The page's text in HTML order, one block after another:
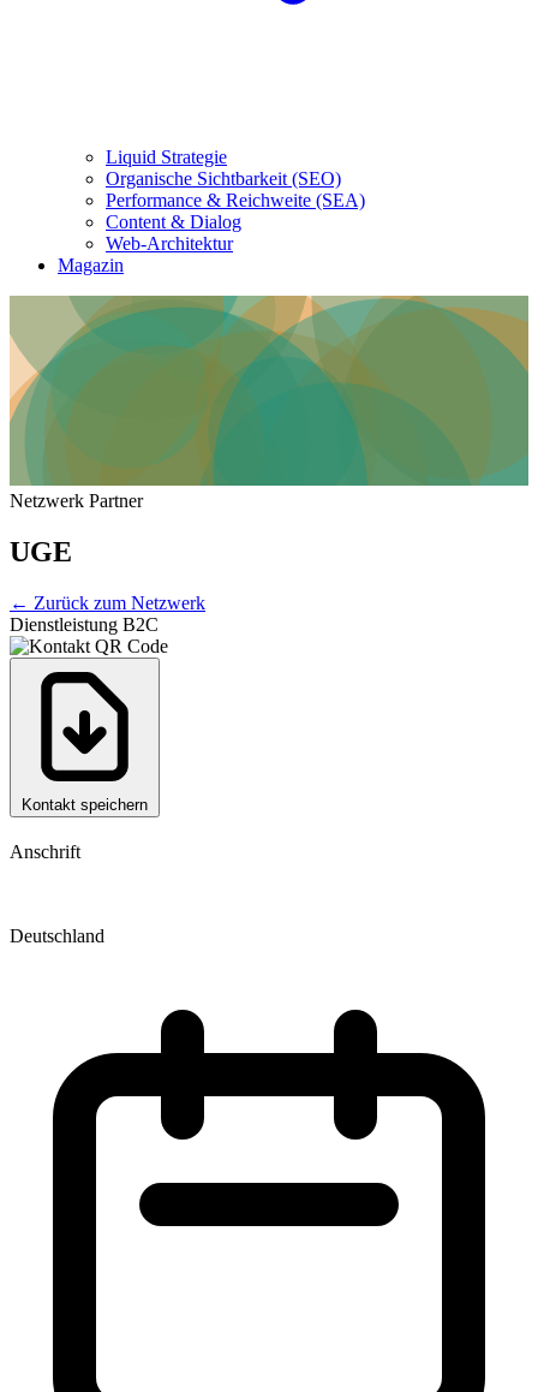
Liquid Strategie
Organische Sichtbarkeit (SEO)
Performance & Reichweite (SEA)
Content & Dialog
Web-Architektur
Magazin
Netzwerk Partner
UGE
← Zurück zum Netzwerk
Dienstleistung B2C
Kontakt speichern
Anschrift
Deutschland